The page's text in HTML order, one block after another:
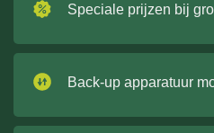
Speciale prijzen bij
Back-up apparatuur